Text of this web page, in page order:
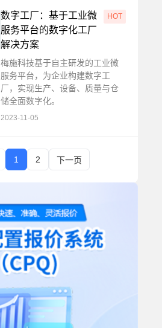
数字工厂：基于工业微
服务平台的数字化工厂
解决方案
HOT
梅施科技基于自主研发的工业微
服务平台，为企业构建数字工
厂，实现生产、设备、质量与仓
储全面数字化。
2023-11-05
1 2 下一页